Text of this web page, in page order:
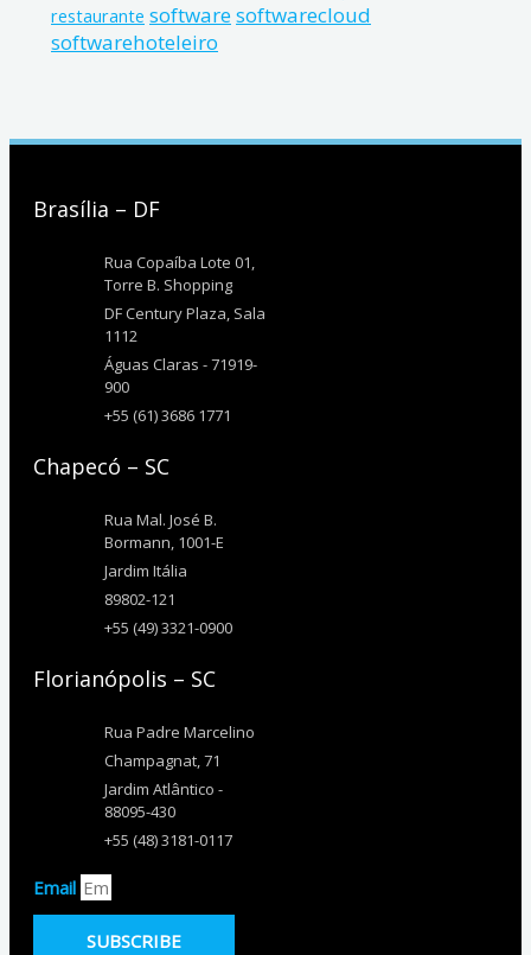
restaurante softwaresoftwarecloud
softwarehoteleiro
Brasília – DF
Rua Copaíba Lote 01,
Torre B. Shopping
DF Century Plaza, Sala
1112
Águas Claras - 71919-
900
+55 (61) 3686 1771
Chapecó – SC
Rua Mal. José B.
Bormann, 1001-E
Jardim Itália
89802-121
+55 (49) 3321-0900
Florianópolis – SC
Rua Padre Marcelino
Champagnat, 71
Jardim Atlântico -
88095-430
+55 (48) 3181-0117
Email
SUBSCRIBE